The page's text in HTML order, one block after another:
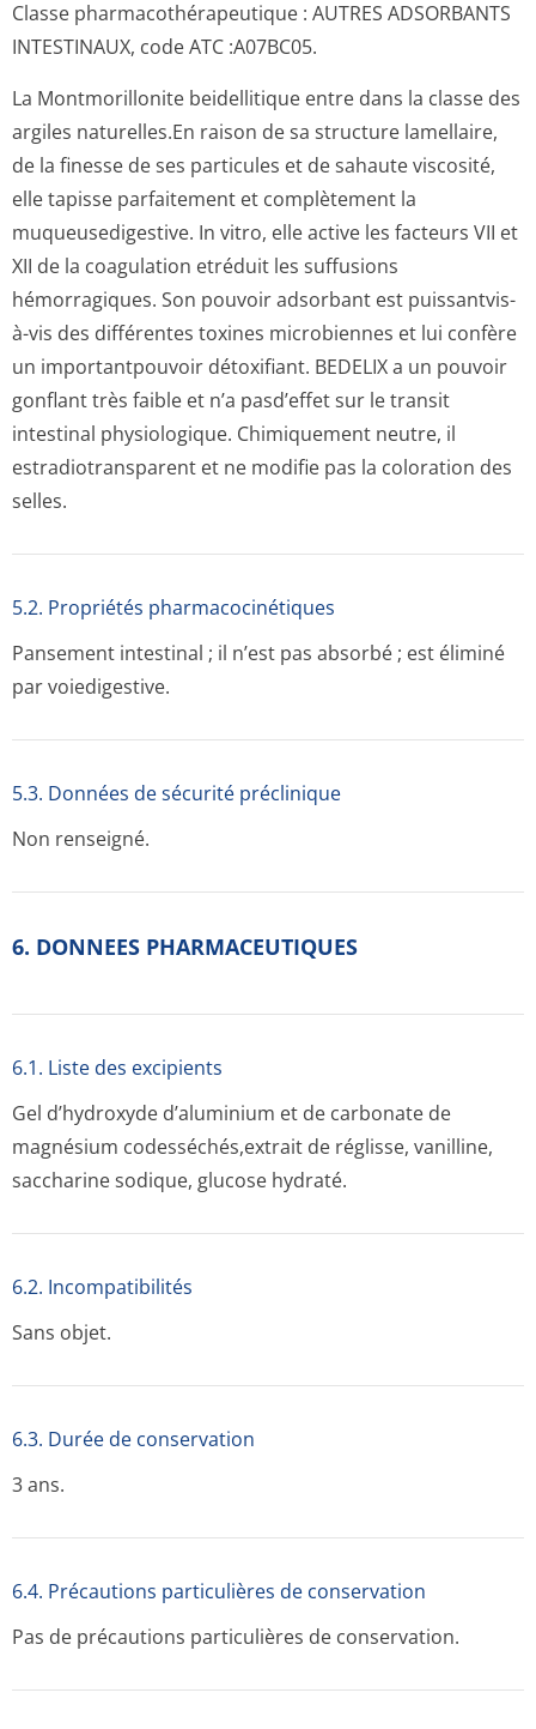
Classe pharmacothéra­peutique : AUTRES ADSORBANTS
INTESTINAUX, code ATC :A07BC05.
La Montmorillonite beidellitique entre dans la classe des
argiles naturelles.En raison de sa structure lamellaire,
de la finesse de ses particules et de sahaute viscosité,
elle tapisse parfaitement et complètement la
muqueusedigestive. In vitro, elle active les facteurs VII et
XII de la coagulation etréduit les suffusions
hémorragiques. Son pouvoir adsorbant est puissantvis-
à-vis des différentes toxines microbiennes et lui confère
un importantpouvoir détoxifiant. BEDELIX a un pouvoir
gonflant très faible et n’a pasd’effet sur le transit
intestinal physiologique. Chimiquement neutre, il
estradiotransparent et ne modifie pas la coloration des
selles.
5.2. Propriétés pharmacocinéti­ques
Pansement intestinal ; il n’est pas absorbé ; est éliminé
par voiedigestive.
5.3. Données de sécurité préclinique
Non renseigné.
6. DONNEES PHARMACEUTIQUES
6.1. Liste des excipients
Gel d’hydroxyde d’aluminium et de carbonate de
magnésium codesséchés,extrait de réglisse, vanilline,
saccharine sodique, glucose hydraté.
6.2. Incompati­bilités
Sans objet.
6.3. Durée de conservation
3 ans.
6.4. Précautions particulières de conservation
Pas de précautions particulières de conservation.